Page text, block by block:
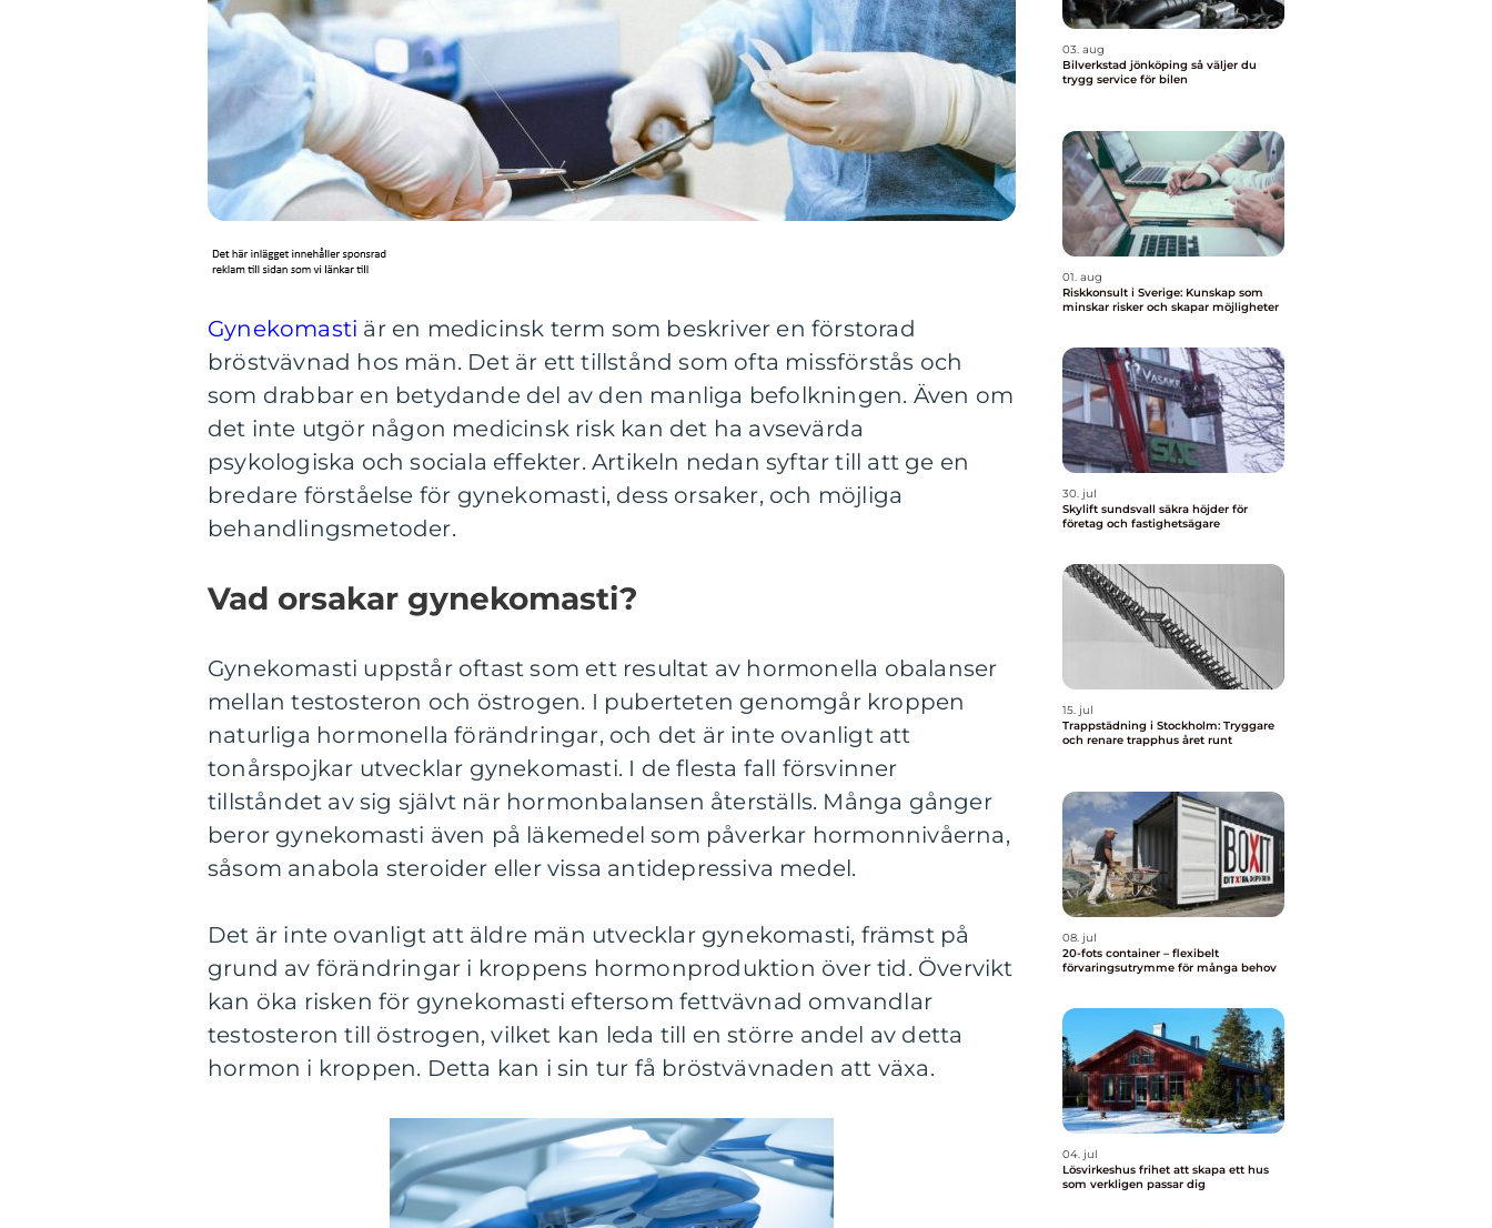
Gynekomasti är en medicinsk term som beskriver en förstorad
bröstvävnad hos män. Det är ett tillstånd som ofta missförstås och
som drabbar en betydande del av den manliga befolkningen. Även om
det inte utgör någon medicinsk risk kan det ha avsevärda
psykologiska och sociala effekter. Artikeln nedan syftar till att ge en
bredare förståelse för gynekomasti, dess orsaker, och möjliga
behandlingsmetoder.
Vad orsakar gynekomasti?
Gynekomasti uppstår oftast som ett resultat av hormonella obalanser
mellan testosteron och östrogen. I puberteten genomgår kroppen
naturliga hormonella förändringar, och det är inte ovanligt att
tonårspojkar utvecklar gynekomasti. I de flesta fall försvinner
tillståndet av sig självt när hormonbalansen återställs. Många gånger
beror gynekomasti även på läkemedel som påverkar hormonnivåerna,
såsom anabola steroider eller vissa antidepressiva medel.
Det är inte ovanligt att äldre män utvecklar gynekomasti, främst på
grund av förändringar i kroppens hormonproduktion över tid. Övervikt
kan öka risken för gynekomasti eftersom fettvävnad omvandlar
testosteron till östrogen, vilket kan leda till en större andel av detta
hormon i kroppen. Detta kan i sin tur få bröstvävnaden att växa.
03. aug
Bilverkstad jönköping så väljer du
trygg service för bilen
01. aug
Riskkonsult i Sverige: Kunskap som
minskar risker och skapar möjligheter
30. jul
Skylift sundsvall säkra höjder för
företag och fastighetsägare
15. jul
Trappstädning i Stockholm: Tryggare
och renare trapphus året runt
08. jul
20-fots container – flexibelt
förvaringsutrymme för många behov
04. jul
Lösvirkeshus frihet att skapa ett hus
som verkligen passar dig